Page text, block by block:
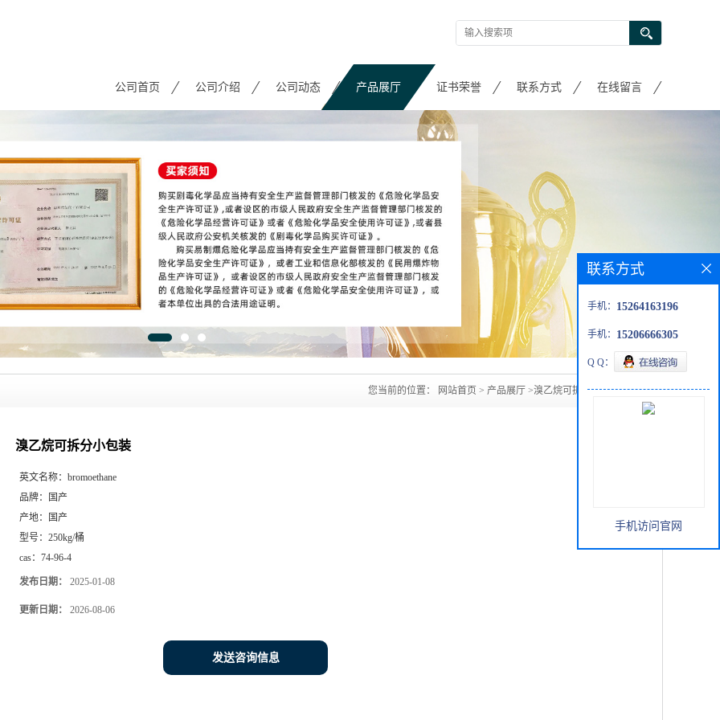
公司首页 公司介绍 公司动态 产品展厅 证书荣誉 联系方式 在线留言
您当前的位置： 网站首页 > 产品展厅 >溴乙烷可拆分小包装
溴乙烷可拆分小包装
英文名称： bromoethane
品牌：
国产
产地：
国产
型号： 250kg/桶
cas： 74-96-4
发布日期： 2025-01-08
更新日期： 2026-08-06
发送咨询信息
联系方式
手机： 15264163196
手机： 15206666305
Q Q：
手机访问官网